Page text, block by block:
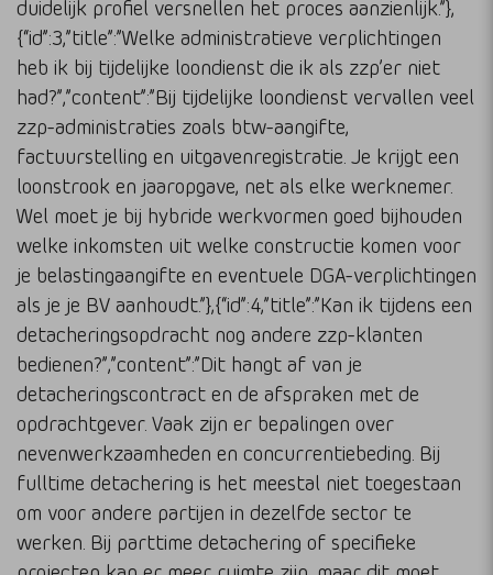
duidelijk profiel versnellen het proces aanzienlijk.”},
{“id”:3,”title”:”Welke administratieve verplichtingen
heb ik bij tijdelijke loondienst die ik als zzp’er niet
had?”,”content”:”Bij tijdelijke loondienst vervallen veel
zzp-administraties zoals btw-aangifte,
factuurstelling en uitgavenregistratie. Je krijgt een
loonstrook en jaaropgave, net als elke werknemer.
Wel moet je bij hybride werkvormen goed bijhouden
welke inkomsten uit welke constructie komen voor
je belastingaangifte en eventuele DGA-verplichtingen
als je je BV aanhoudt.”},{“id”:4,”title”:”Kan ik tijdens een
detacheringsopdracht nog andere zzp-klanten
bedienen?”,”content”:”Dit hangt af van je
detacheringscontract en de afspraken met de
opdrachtgever. Vaak zijn er bepalingen over
nevenwerkzaamheden en concurrentiebeding. Bij
fulltime detachering is het meestal niet toegestaan
om voor andere partijen in dezelfde sector te
werken. Bij parttime detachering of specifieke